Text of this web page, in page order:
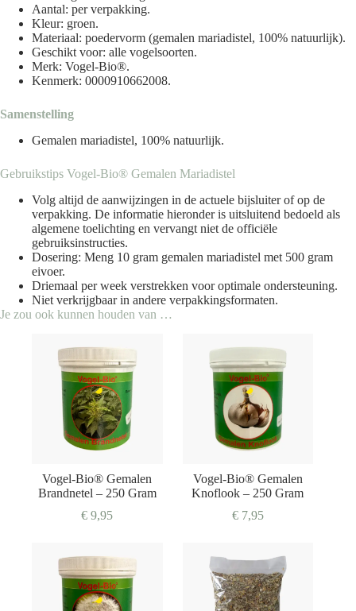
Aantal: per verpakking.
Kleur: groen.
Materiaal: poedervorm (gemalen mariadistel, 100% natuurlijk).
Geschikt voor: alle vogelsoorten.
Merk: Vogel-Bio®.
Kenmerk: 0000910662008.
Samenstelling
Gemalen mariadistel, 100% natuurlijk.
Gebruikstips Vogel-Bio® Gemalen Mariadistel
Volg altijd de aanwijzingen in de actuele bijsluiter of op de
verpakking. De informatie hieronder is uitsluitend bedoeld als
algemene toelichting en vervangt niet de officiële
gebruiksinstructies.
Dosering: Meng 10 gram gemalen mariadistel met 500 gram
eivoer.
Driemaal per week verstrekken voor optimale ondersteuning.
Niet verkrijgbaar in andere verpakkingsformaten.
Je zou ook kunnen houden van …
Vogel-Bio® Gemalen
Brandnetel – 250 Gram
€ 9,95
Vogel-Bio® Gemalen
Knoflook – 250 Gram
€7,95